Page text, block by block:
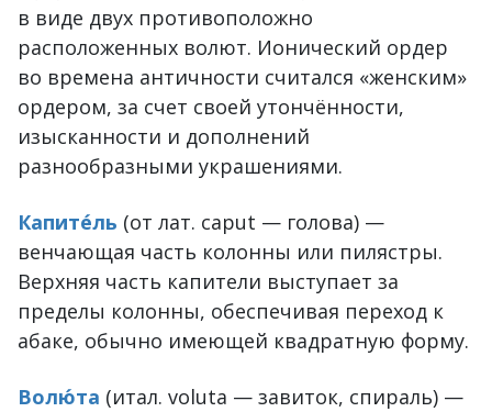
в виде двух противоположно
расположенных волют. Ионический ордер
во времена античности считался «женским»
ордером, за счет своей утончённости,
изысканности и дополнений
разнообразными украшениями.
Капите́ль (от лат. caput — голова) —
венчающая часть колонны или пилястры.
Верхняя часть капители выступает за
пределы колонны, обеспечивая переход к
абаке, обычно имеющей квадратную форму.
Волю́та (итал. voluta — завиток, спираль) —